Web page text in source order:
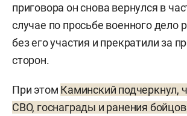
приговора он снова вернулся в
случае по просьбе военного дело
без его участия и прекратили за
сторон.
При этом Каминский подчеркнул,
СВО, госнаграды и ранения